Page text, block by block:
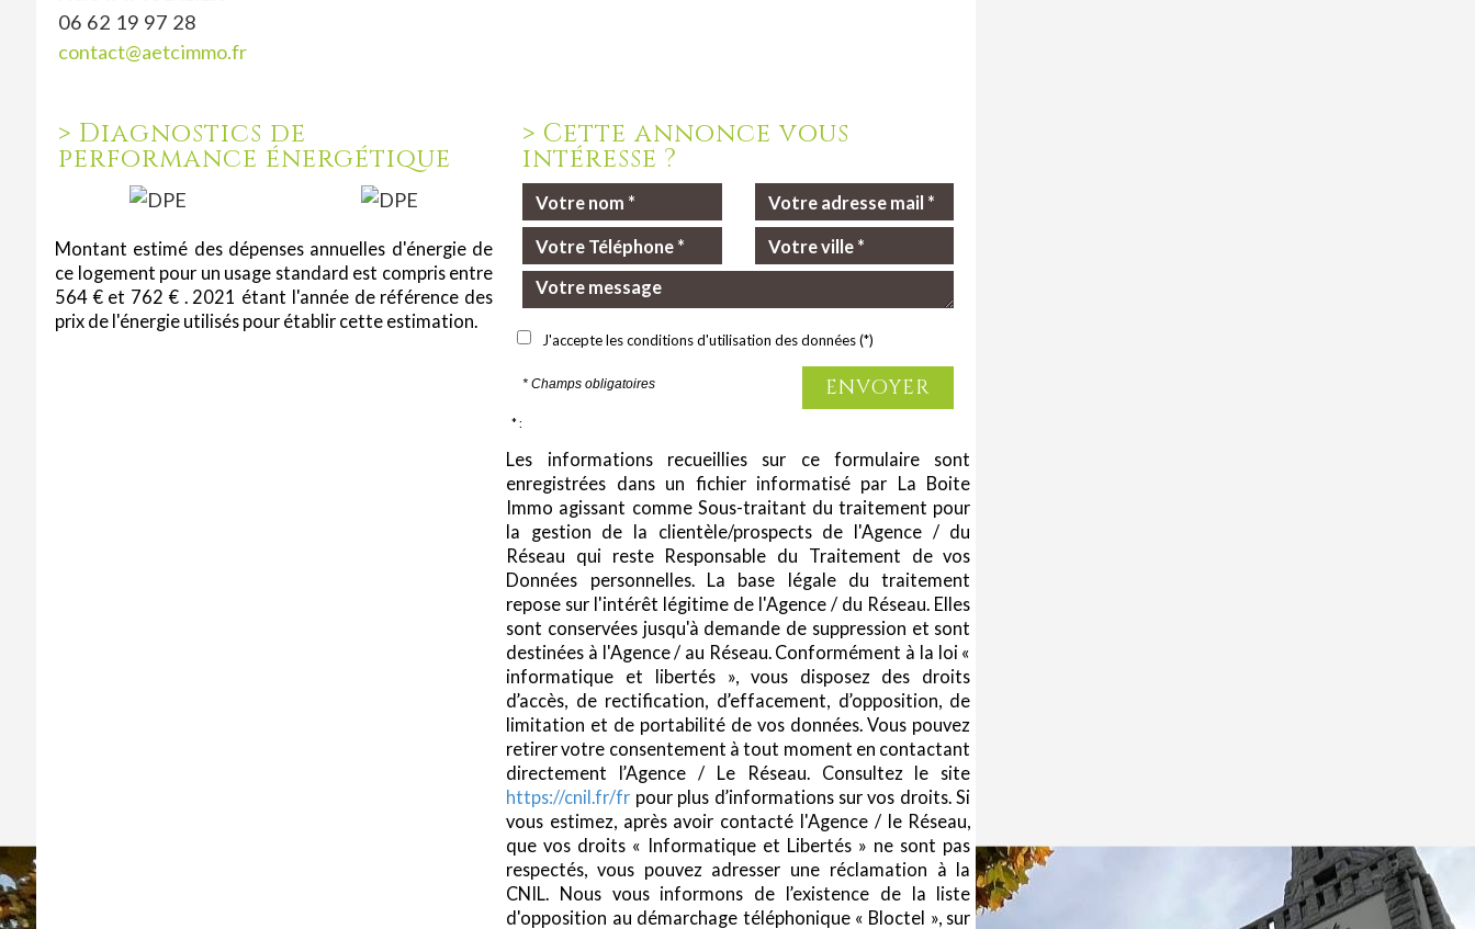
06 62 19 97 28
contact@aetcimmo.fr
> Diagnostics de
performance énergétique
Montant estimé des dépenses annuelles d'énergie de
ce logement pour un usage standard est compris entre
564 € et 762 € . 2021 étant l'année de référence des
prix de l'énergie utilisés pour établir cette estimation.
> Cette annonce vous
intéresse ?
J'accepte les conditions d'utilisation des données (*)
* Champs obligatoires ENVOYER
* :
Les informations recueillies sur ce formulaire sont
enregistrées dans un fichier informatisé par La Boite
Immo agissant comme Sous-traitant du traitement pour
la gestion de la clientèle/prospects de l'Agence / du
Réseau qui reste Responsable du Traitement de vos
Données personnelles. La base légale du traitement
repose sur l'intérêt légitime de l'Agence / du Réseau. Elles
sont conservées jusqu'à demande de suppression et sont
destinées à l'Agence / au Réseau. Conformément à la loi «
informatique et libertés », vous disposez des droits
d’accès, de rectification, d’effacement, d’opposition, de
limitation et de portabilité de vos données. Vous pouvez
retirer votre consentement à tout moment en contactant
directement l’Agence / Le Réseau. Consultez le site
https://cnil.fr/fr pour plus d’informations sur vos droits. Si
vous estimez, après avoir contacté l'Agence / le Réseau,
que vos droits « Informatique et Libertés » ne sont pas
respectés, vous pouvez adresser une réclamation à la
CNIL. Nous vous informons de l’existence de la liste
d'opposition au démarchage téléphonique « Bloctel », sur